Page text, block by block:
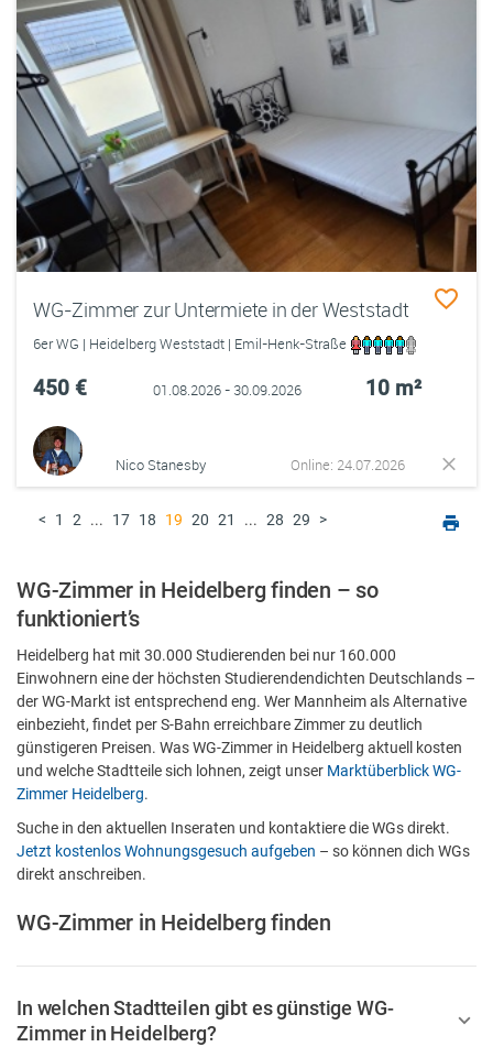
WG-Zimmer zur Untermiete in der Weststadt
6er WG | Heidelberg Weststadt | Emil-Henk-Straße
450 € 01.08.2026 - 30.09.2026 10 m²
Nico Stanesby Online: 24.07.2026
< 1 2 ... 17 18 19 20 21 ... 28 29 >
WG-Zimmer in Heidelberg finden – so
funktioniert’s
Heidelberg hat mit 30.000 Studierenden bei nur 160.000
Einwohnern eine der höchsten Studierendendichten Deutschlands –
der WG-Markt ist entsprechend eng. Wer Mannheim als Alternative
einbezieht, findet per S-Bahn erreichbare Zimmer zu deutlich
günstigeren Preisen. Was WG-Zimmer in Heidelberg aktuell kosten
und welche Stadtteile sich lohnen, zeigt unser Marktüberblick WG-
Zimmer Heidelberg.
Suche in den aktuellen Inseraten und kontaktiere die WGs direkt.
Jetzt kostenlos Wohnungsgesuch aufgeben – so können dich WGs
direkt anschreiben.
WG-Zimmer in Heidelberg finden
In welchen Stadtteilen gibt es günstige WG-
Zimmer in Heidelberg?